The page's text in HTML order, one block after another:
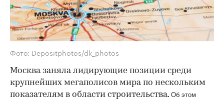
Фото: Depositphotos/dk_photos
Москва заняла лидирующие позиции среди
крупнейших мегаполисов мира по нескольким
показателям в области строительства. Об этом